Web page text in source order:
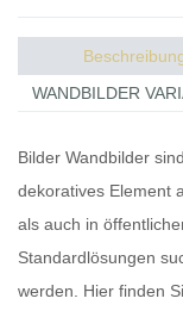
WANDBILDER
Bilder Wandbilder
dekoratives Element
als auch in
Standardlösungen
werden. Hier finden